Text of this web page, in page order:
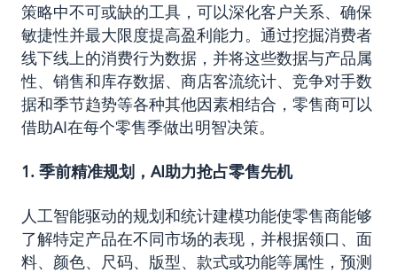
策略中不可或缺的工具，可以深化客户关系、确保
敏捷性并最大限度提高盈利能力。通过挖掘消费者
线下线上的消费行为数据，并将这些数据与产品属
性、销售和库存数据、商店客流统计、竞争对手数
据和季节趋势等各种其他因素相结合，零售商可以
借助AI在每个零售季做出明智决策。
1. 季前精准规划，AI助力抢占零售先机
人工智能驱动的规划和统计建模功能使零售商能够
了解特定产品在不同市场的表现，并根据领口、面
料、颜色、尺码、版型、款式或功能等属性，预测